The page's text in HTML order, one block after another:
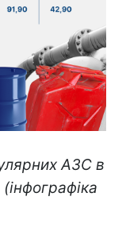
АЗС в